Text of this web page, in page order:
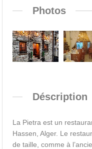
Photos
Déscription
La Pietra est un
Hassen, Alger. Le
de taille, comme à